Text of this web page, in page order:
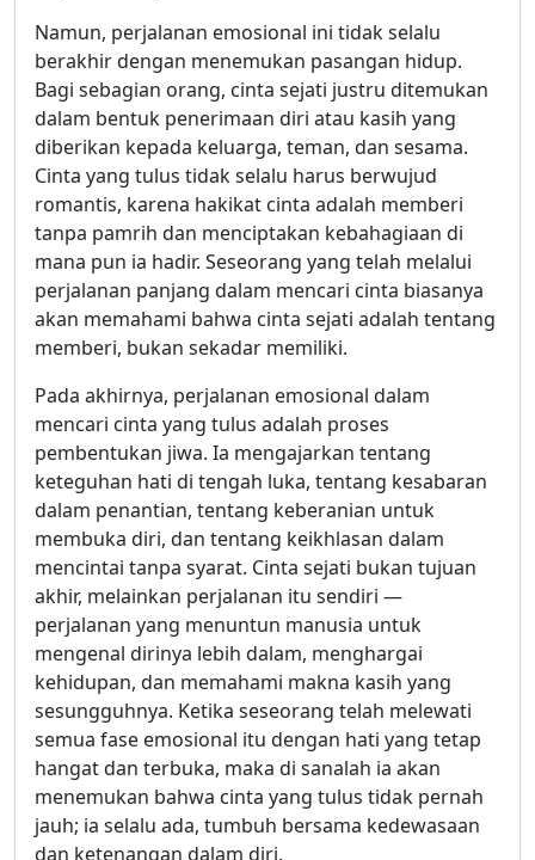
Namun, perjalanan emosional ini tidak selalu
berakhir dengan menemukan pasangan hidup.
Bagi sebagian orang, cinta sejati justru ditemukan
dalam bentuk penerimaan diri atau kasih yang
diberikan kepada keluarga, teman, dan sesama.
Cinta yang tulus tidak selalu harus berwujud
romantis, karena hakikat cinta adalah memberi
tanpa pamrih dan menciptakan kebahagiaan di
mana pun ia hadir. Seseorang yang telah melalui
perjalanan panjang dalam mencari cinta biasanya
akan memahami bahwa cinta sejati adalah tentang
memberi, bukan sekadar memiliki.
Pada akhirnya, perjalanan emosional dalam
mencari cinta yang tulus adalah proses
pembentukan jiwa. Ia mengajarkan tentang
keteguhan hati di tengah luka, tentang kesabaran
dalam penantian, tentang keberanian untuk
membuka diri, dan tentang keikhlasan dalam
mencintai tanpa syarat. Cinta sejati bukan tujuan
akhir, melainkan perjalanan itu sendiri —
perjalanan yang menuntun manusia untuk
mengenal dirinya lebih dalam, menghargai
kehidupan, dan memahami makna kasih yang
sesungguhnya. Ketika seseorang telah melewati
semua fase emosional itu dengan hati yang tetap
hangat dan terbuka, maka di sanalah ia akan
menemukan bahwa cinta yang tulus tidak pernah
jauh; ia selalu ada, tumbuh bersama kedewasaan
dan ketenangan dalam diri.